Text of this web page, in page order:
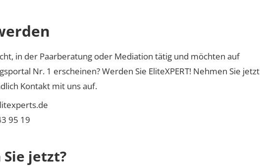
in der Paarberatung oder Mediation tätig und möchten auf
Nr. 1 erscheinen? Werden Sie EliteXPERT! Nehmen Sie jetzt
Kontakt mit uns auf.
95 19
jetzt?